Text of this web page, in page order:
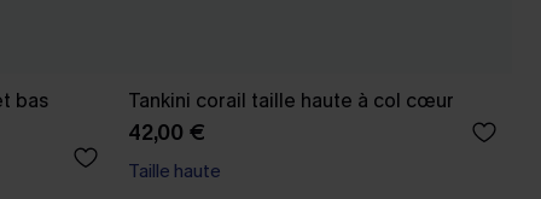
bas
Tankini corail taille haute à col cœur
42,00 €
Taille haute